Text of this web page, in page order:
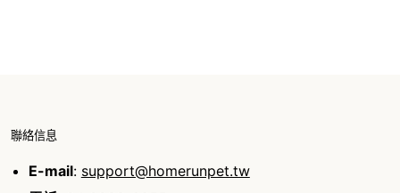
聯絡信息
E-mail: support@homerunpet.tw